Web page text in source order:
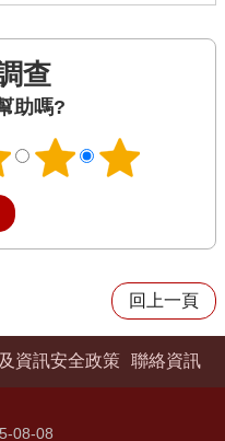
查
助嗎?
回上一頁
資訊安全政策 聯絡資訊
08-08